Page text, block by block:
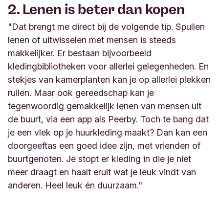
2. Lenen is beter dan kopen
"Dat brengt me direct bij de volgende tip. Spullen
lenen of uitwisselen met mensen is steeds
makkelijker. Er bestaan bijvoorbeeld
kledingbibliotheken voor allerlei gelegenheden. En
stekjes van kamerplanten kan je op allerlei plekken
ruilen. Maar ook gereedschap kan je
tegenwoordig gemakkelijk lenen van mensen uit
de buurt, via een app als Peerby. Toch te bang dat
je een vlek op je huurkleding maakt? Dan kan een
doorgeeftas een goed idee zijn, met vrienden of
buurtgenoten. Je stopt er kleding in die je niet
meer draagt en haalt eruit wat je leuk vindt van
anderen. Heel leuk én duurzaam."